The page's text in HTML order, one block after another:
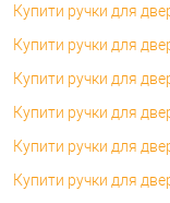
Купити ручки для
Купити ручки для
Купити ручки для
Купити ручки для
Купити ручки для
Купити ручки для